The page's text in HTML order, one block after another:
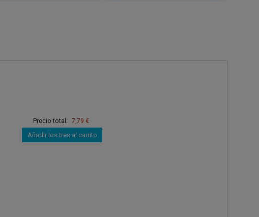
Precio total: 7,79 €
Añadir los tres al carrito